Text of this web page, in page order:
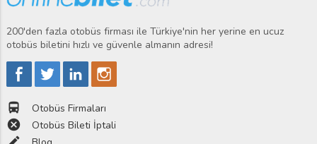
200'den fazla otobüs firması ile Türkiye'nin her yerine en ucuz
otobüs biletini hızlı ve güvenle almanın adresi!
directions_bus Otobüs Firmaları
cancel Otobüs Bileti İptali